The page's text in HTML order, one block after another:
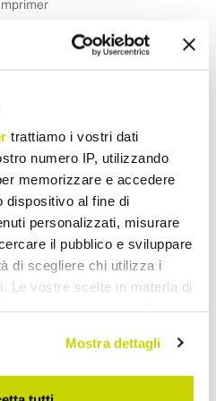
trattiamo i vostri dati
numero IP, utilizzando
memorizzare e accedere
dispositivo al fine di
personalizzati, misurare
il pubblico e sviluppare
di scegliere chi utilizza i
Le vostre scelte in materia di
consenso in qualsiasi
sui cookie o facendo clic
privacy.
Mostra dettagli
de Jardin